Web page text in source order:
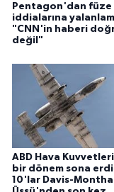
Pentagon'dan füze
iddialarına
"CNN'in haberi
değil"
ABD Hava
bir dönem sona
10'lar Davis-